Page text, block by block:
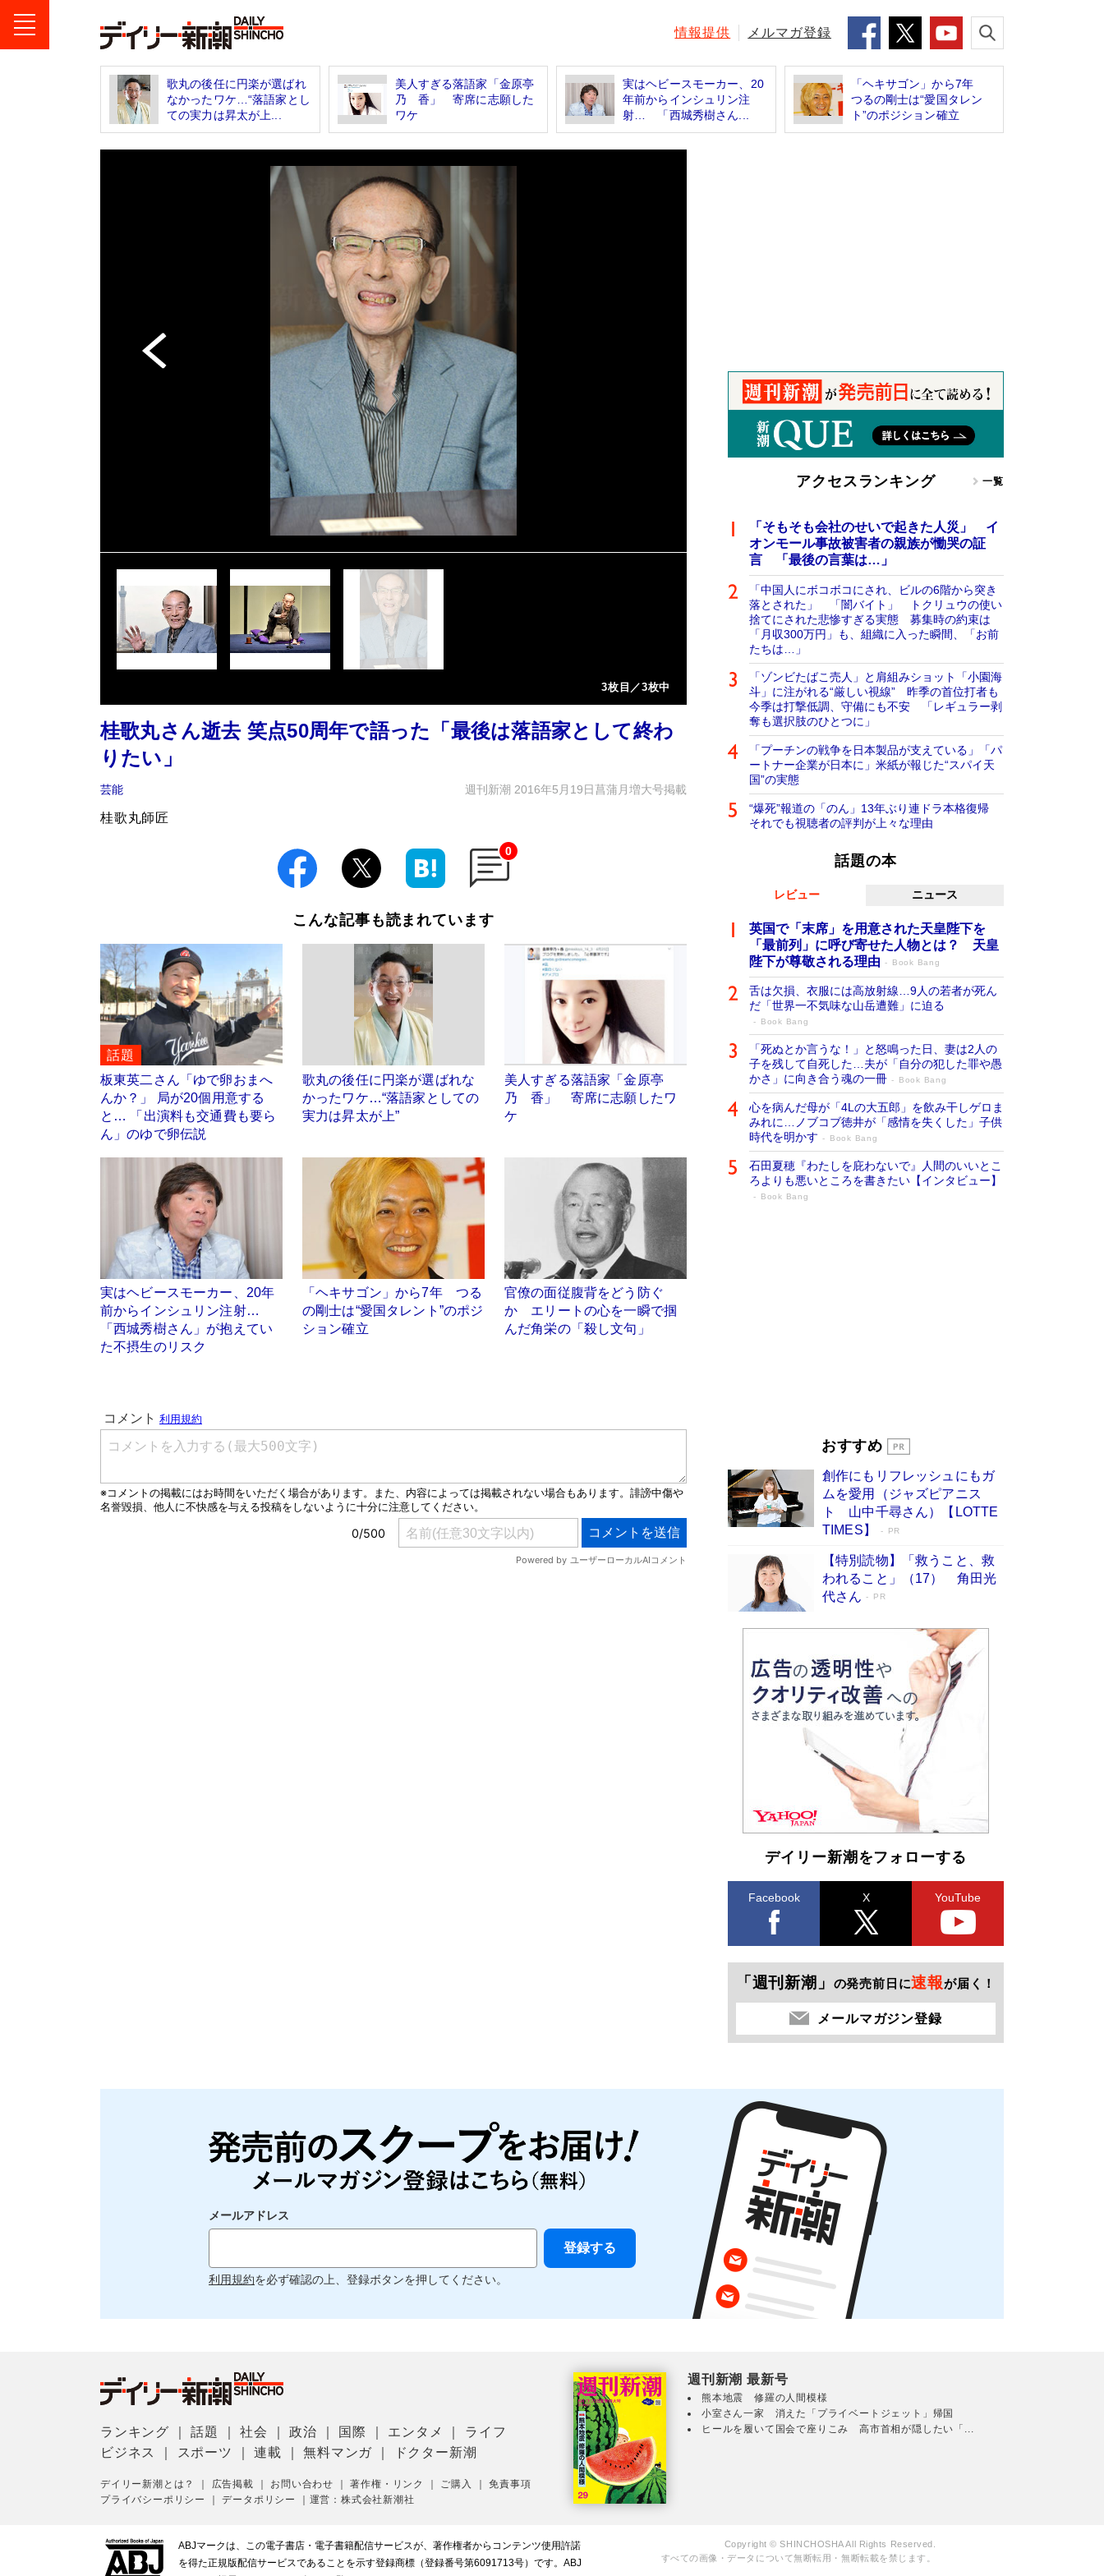
情報提供 メルマガ登録
歌丸の後任に円楽が選ばれ
なかったワケ…“落語家とし
ての実力は昇太が上...
美人すぎる落語家「金原亭
乃ゝ香」 寄席に志願した
ワケ
実はヘビースモーカー、20
年前からインシュリン注
射… 「西城秀樹さん...
「ヘキサゴン」から7年
つるの剛士は“愛国タレン
ト”のポジション確立
3枚目／3枚中
桂歌丸さん逝去 笑点50周年で語った「最後は落語家として終わ
りたい」
芸能 週刊新潮 2016年5月19日菖蒲月増大号掲載
桂歌丸師匠
0
こんな記事も読まれています
話題
板東英二さん「ゆで卵おまへ
んか？」 局が20個用意する
と… 「出演料も交通費も要ら
ん」のゆで卵伝説
歌丸の後任に円楽が選ばれな
かったワケ…“落語家としての
実力は昇太が上”
美人すぎる落語家「金原亭
乃ゝ香」 寄席に志願したワ
ケ
実はヘビースモーカー、20年
前からインシュリン注射…
「西城秀樹さん」が抱えてい
た不摂生のリスク
「ヘキサゴン」から7年 つる
の剛士は“愛国タレント”のポジ
ション確立
官僚の面従腹背をどう防ぐ
か エリートの心を一瞬で掴
んだ角栄の「殺し文句」
アクセスランキング 一覧
「そもそも会社のせいで起きた人災」 イ
オンモール事故被害者の親族が慟哭の証
言 「最後の言葉は…」
「中国人にボコボコにされ、ビルの6階から突き
落とされた」 「闇バイト」 トクリュウの使い
捨てにされた悲惨すぎる実態 募集時の約束は
「月収300万円」も、組織に入った瞬間、「お前
たちは…」
「ゾンビたばこ売人」と肩組みショット「小園海
斗」に注がれる“厳しい視線” 昨季の首位打者も
今季は打撃低調、守備にも不安 「レギュラー剥
奪も選択肢のひとつに」
「プーチンの戦争を日本製品が支えている」「パ
ートナー企業が日本に」米紙が報じた“スパイ天
国”の実態
“爆死”報道の「のん」13年ぶり連ドラ本格復帰
それでも視聴者の評判が上々な理由
話題の本
レビュー ニュース
英国で「末席」を用意された天皇陛下を
「最前列」に呼び寄せた人物とは？ 天皇
陛下が尊敬される理由
Book Bang
舌は欠損、衣服には高放射線…9人の若者が死ん
だ「世界一不気味な山岳遭難」に迫る
Book Bang
「死ぬとか言うな！」と怒鳴った日、妻は2人の
子を残して自死した…夫が「自分の犯した罪や愚
かさ」に向き合う魂の一冊
Book Bang
心を病んだ母が「4Lの大五郎」を飲み干しゲロま
みれに…ノブコブ徳井が「感情を失くした」子供
時代を明かす
Book Bang
石田夏穂『わたしを庇わないで』人間のいいとこ
ろよりも悪いところを書きたい【インタビュー】
Book Bang
開発への関心を押し上げた18年の物語に幕 特装
Book Bang
友近氏、絶賛！ 鎌倉を舞台に、孤独を抱えた
人々が新たな一歩を踏み出す連作短篇集『海のほ
とりのプラネット』試し読み
おすすめ
創作にもリフレッシュにもガ
ムを愛用（ジャズピアニス
ト 山中千尋さん）【LOTTE
TIMES】
PR
【特別読物】「救うこと、救
われること」（17） 角田光
代さん
PR
デイリー新潮をフォローする
Facebook X YouTube
「週刊新潮」 の発売前日に速報が届く！
メールマガジン登録
メールアドレス
利用規約を必ず確認の上、登録ボタンを押してください。
ランキング ｜話題 ｜社会 ｜政治 国際 エンタメ
ライフ
ビジネス
スポーツ ｜連載 ｜無料マンガ ドクター新潮
デイリー新潮とは？ 広告掲載 お問い合わせ ｜著作権・リンク ご購入 ｜免責事項
プライバシーポリシー
｜データポリシー 運営：株式会社新潮社
週刊新潮 最新号
熊本地震 修羅の人間模様
小室さん一家 消えた「プライベートジェット」帰国
ヒールを履いて国会で座りこみ 高市首相が隠したい「...
ABJマークは、この電子書店・電子書籍配信サービスが、著作権者からコンテンツ使用許諾
を得た正規版配信サービスであることを示す登録商標（登録番号第6091713号）です。ABJ
Copyright © SHINCHOSHA All Rights Reserved.
すべての画像・データについて無断転用・無断転載を禁じます。